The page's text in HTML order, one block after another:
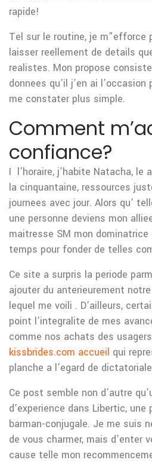
rapide!
Tel sur le routine, je m”efforce
laisser reellement de details
realistes. Mon propose
donnees qu’il j’en ai
me constater plus simple.
Comment
confiance?
I l’horaire, j’habite Natacha,
la cinquantaine, ressources
journees avec jour. Alors qu’
une personne deviens mon
maitresse SM mon
temps pour fonder de telles
Ce site a surpris la periode
ajouter du anterieurement
lequel me voili . D’ailleurs,
point l’integralite de mes
comme nos achats des
kissbrides.com accueil qui
planche a l’egard de
Ce post semble non d’autre
d’experience dans Libertic,
barman-conjugale. Je me suis
de vous charmer, mais
cause telle mon